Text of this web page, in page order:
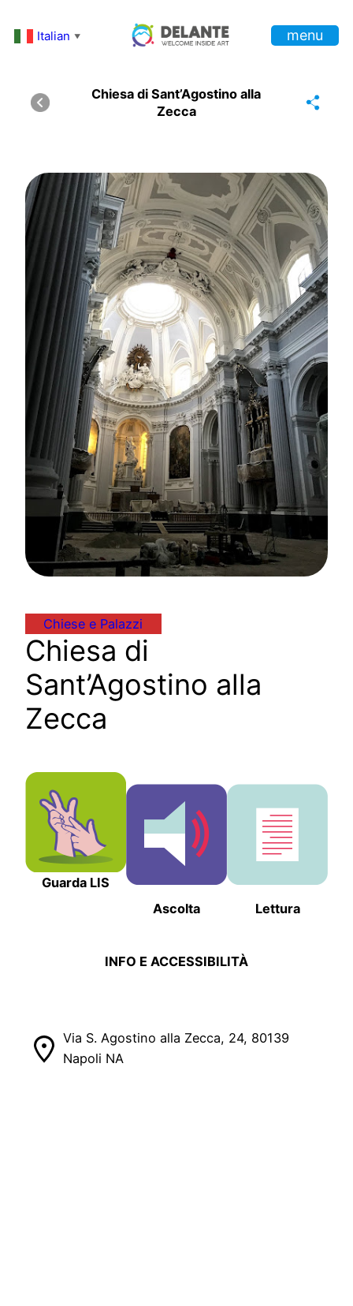
Italian ▼ menu
Chiesa di Sant’Agostino alla
Zecca
Chiese e Palazzi
Chiesa di
Sant’Agostino alla
Zecca
Guarda LIS
Ascolta
Lettura
INFO E ACCESSIBILITÀ
Via S. Agostino alla Zecca, 24, 80139
Napoli NA